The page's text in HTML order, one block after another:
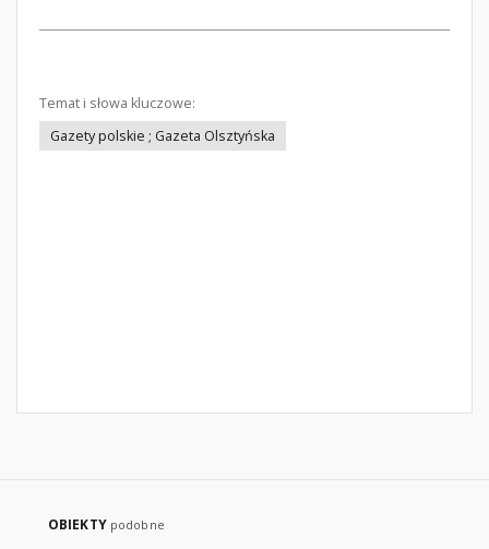
Temat i słowa kluczowe:
Gazety polskie ; Gazeta Olsztyńska
OBIEKTY podobne